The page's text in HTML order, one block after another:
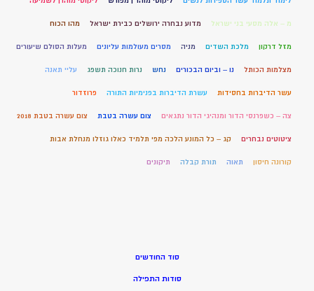
מ – אלה מסעי בני ישראל מדוע נבחרה ירושלים כבירת ישראל מהו הכוח
מזל דרקון מלכת השדים מניה מסרים מעולמות עליונים מעלות הסולם שיעורים
מצלמות הכותל נו – וביום הבכורים נחש נרות חנוכה תשפג עליי תאנה
עשר הדיברות בחסידות עשרת הדיברות בפנימיות התורה פרוזדור
צה – כשפרנסי הדור ומנהיגי הדור נתגאים צום עשרה בטבת צום עשרה בטבת 2018
ציטוטים נבחרים קג – כל המונע הלכה מפי תלמיד כאלו גוזלו מנחלת אבות
קורונה חיסון תאוה תורת קבלה תיקונים
סוד החודשים
סודות התפילה